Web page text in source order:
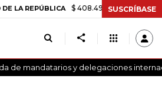
REPÚBLICA $ 408.498,97 +$ 8.753,81
SUSCRÍBASE
de mandatarios y delegaciones